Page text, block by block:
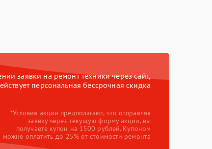
заявки на ремонт техники через сайт,
персональная бессрочная скидка
*Условия акции предполагают, что отправляя
заявку через текущую форму акции, вы
получаете купон на 1500 рублей. Купоном
можно оплатить до 25% от стоимости ремонта